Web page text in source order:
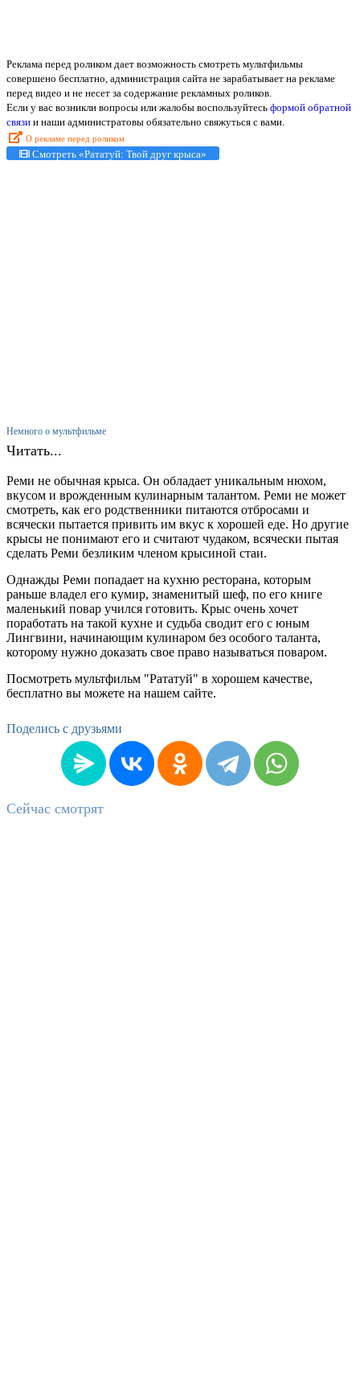
Реклама перед роликом дает возможность смотреть мультфильмы
совершено бесплатно, администрация сайта не зарабатывает на рекламе
перед видео и не несет за содержание рекламных роликов.
Если у вас возникли вопросы или жалобы воспользуйтесь формой обратной
связи и наши администратовы обязательно свяжуться с вами.
О рекламе перед роликом
Смотреть «Рататуй: Твой друг крыса»
Немного о мультфильме
Читать...
Реми не обычная крыса. Он обладает уникальным нюхом,
вкусом и врожденным кулинарным талантом. Реми не может
смотреть, как его родственники питаются отбросами и
всячески пытается привить им вкус к хорошей еде. Но другие
крысы не понимают его и считают чудаком, всячески пытая
сделать Реми безликим членом крысиной стаи.
Однажды Реми попадает на кухню ресторана, которым
раньше владел его кумир, знаменитый шеф, по его книге
маленький повар учился готовить. Крыс очень хочет
поработать на такой кухне и судьба сводит его с юным
Лингвини, начинающим кулинаром без особого таланта,
которому нужно доказать свое право называться поваром.
Посмотреть мультфильм "Рататуй" в хорошем качестве,
бесплатно вы можете на нашем сайте.
Поделись с друзьями
Сейчас смотрят